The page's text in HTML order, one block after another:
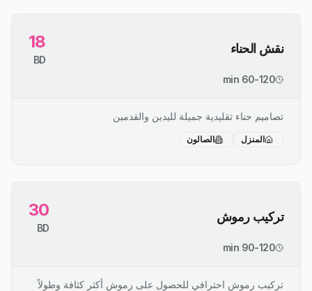
نقش الحناء 18
BD
60-120 min
تصاميم حناء تقليدية جميلة لليدين والقدمين
المنزل الصالون
تركيب رموش 30
BD
90-120 min
تركيب رموش احترافي للحصول على رموش أكثر كثافة وطولاً